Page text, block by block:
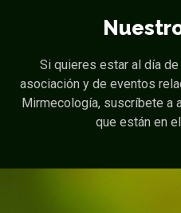
Si quieres estar al día
asociación y de eventos
Mirmecología, suscríbete a
que están en